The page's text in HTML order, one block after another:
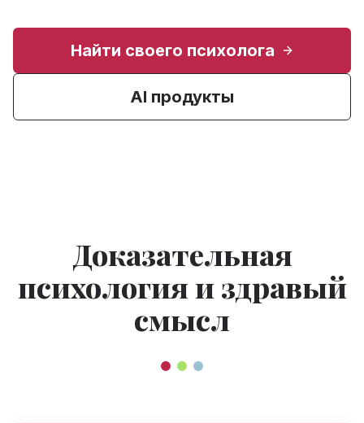
Найти своего психолога
AI продукты
Доказательная
психология и здравый
смысл